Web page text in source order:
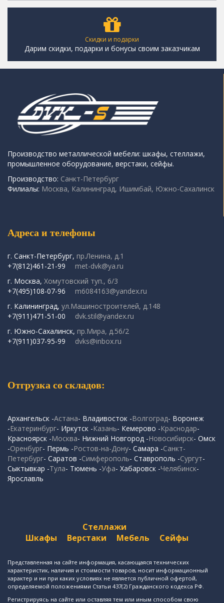
Скидки и подарки
Дарим скидки, подарки и бонусы своим заказчикам
Производство металлической мебели: шкафы, стеллажи,
промышленное оборудование, верстаки, сейфы.
Производство: Санкт-Петербург
Филиалы: Москва, Калининград, Ишимбай, Южно-Сахалинск
Адреса и телефоны
г. Санкт-Петербург, пр.Ленина, д.1
+7(812)461-21-99
met-dvk@ya.ru
г. Москва, Хомутовский туп., 6/3
+7(495)108-07-96
m6084163@yandex.ru
г. Калининград, ул.Машиностроителей, д.148
+7(911)471-51-00
dvk.stil@yandex.ru
г. Южно-Сахалинск, пр.Мира, д.56/2
+7(911)037-95-99
dvks@inbox.ru
Отгрузка со складов:
Архангельск -Астана- Владивосток -Волгоград- Воронеж
-Екатеринбург- Иркутск -Казань- Кемерово -Краснодар-
Красноярск -Москва- Нижний Новгород -Новосибирск- Омск
-Оренбург- Пермь -Ростов-на-Дону- Самара -Санкт-
Петербург- Саратов -Симферополь- Ставрополь -Сургут-
Сыктывкар -Тула- Тюмень -Уфа- Хабаровск -Челябинск-
Ярославль
Стеллажи
Шкафы
Верстаки Мебель Сейфы
Представленная на сайте информация, касающаяся технических
характеристик, наличия и стоимости товаров, носит информационный
характер и ни при каких условиях не является публичной офертой,
определяемой положениями Статьи 437(2) Гражданского кодекса РФ.
Регистрируясь на сайте или оставляя тем или иным способом свою